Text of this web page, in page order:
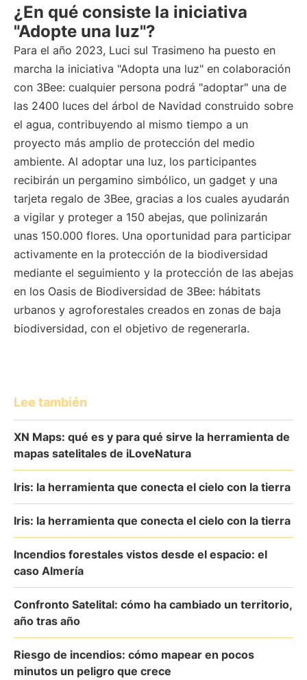
¿En qué consiste la iniciativa
"Adopte una luz"?
Para el año 2023, Luci sul Trasimeno ha puesto en
marcha la iniciativa "Adopta una luz" en colaboración
con 3Bee: cualquier persona podrá "adoptar" una de
las 2400 luces del árbol de Navidad construido sobre
el agua, contribuyendo al mismo tiempo a un
proyecto más amplio de protección del medio
ambiente. Al adoptar una luz, los participantes
recibirán un pergamino simbólico, un gadget y una
tarjeta regalo de 3Bee, gracias a los cuales ayudarán
a vigilar y proteger a 150 abejas, que polinizarán
unas 150.000 flores. Una oportunidad para participar
activamente en la protección de la biodiversidad
mediante el seguimiento y la protección de las abejas
en los Oasis de Biodiversidad de 3Bee: hábitats
urbanos y agroforestales creados en zonas de baja
biodiversidad, con el objetivo de regenerarla.
Lee también
XN Maps: qué es y para qué sirve la herramienta de
mapas satelitales de iLoveNatura
Iris: la herramienta que conecta el cielo con la tierra
Iris: la herramienta que conecta el cielo con la tierra
Incendios forestales vistos desde el espacio: el
caso Almería
Confronto Satelital: cómo ha cambiado un territorio,
año tras año
Riesgo de incendios: cómo mapear en pocos
minutos un peligro que crece